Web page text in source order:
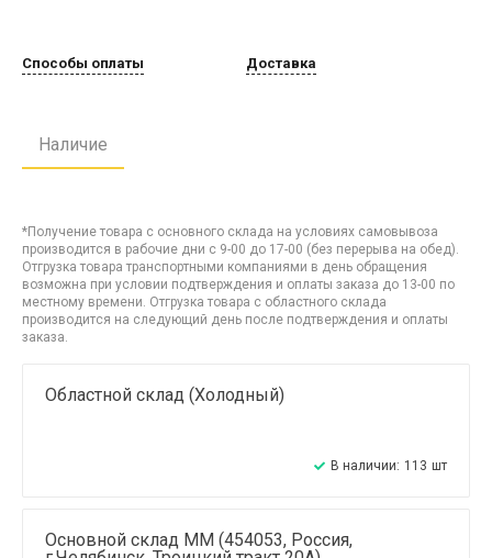
Способы оплаты Доставка
Наличие
*Получение товара с основного склада на условиях самовывоза
производится в рабочие дни с 9-00 до 17-00 (без перерыва на обед).
Отгрузка товара транспортными компаниями в день обращения
возможна при условии подтверждения и оплаты заказа до 13-00 по
местному времени. Отгрузка товара с областного склада
производится на следующий день после подтверждения и оплаты
заказа.
Областной склад (Холодный)
В наличии: 113 шт
Основной склад ММ (454053, Россия,